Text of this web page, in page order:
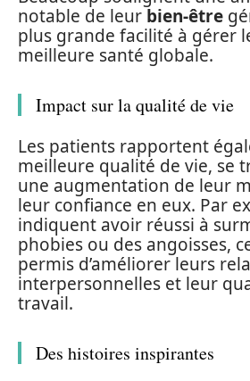
notable de leur bien-être
plus grande facilité à gérer
meilleure santé globale.
Impact sur la qualité de vie
Les patients rapportent
meilleure qualité de vie, se
une augmentation de leur
leur confiance en eux. Par
indiquent avoir réussi à
phobies ou des angoisses,
permis d’améliorer leurs
interpersonnelles et leur
travail.
Des histoires inspirantes